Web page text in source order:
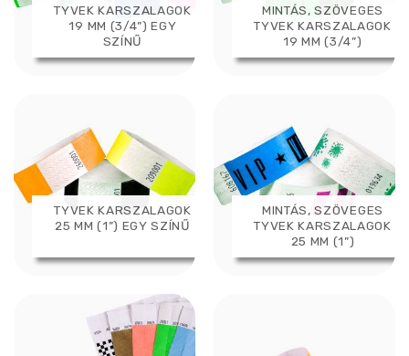
TYVEK KARSZALAGOK
19 MM (3/4”) EGY
SZÍNŰ
MINTÁS, SZÖVEGES
TYVEK KARSZALAGOK
19 MM (3/4”)
TYVEK KARSZALAGOK
25 MM (1”) EGY SZÍNŰ
MINTÁS, SZÖVEGES
TYVEK KARSZALAGOK
25 MM (1”)